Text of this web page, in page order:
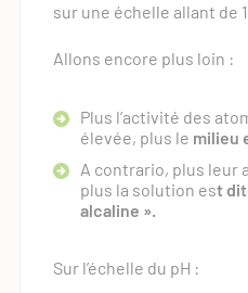
sur une échelle allant de 1
Allons encore plus loin :
Plus l’activité des
élevée, plus le milieu
A contrario, plus leur
plus la solution est
alcaline ».
Sur l’échelle du pH :